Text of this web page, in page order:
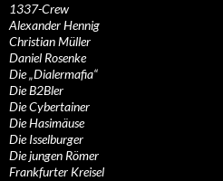
1337-Crew
Alexander Hennig
Christian Müller
Daniel Rosenke
Die „Dialermafia“
Die B2Bler
Die Cybertainer
Die Hasimäuse
Die Isselburger
Die jungen Römer
Frankfurter Kreisel